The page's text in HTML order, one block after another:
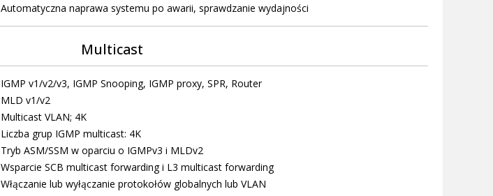
Automatyczna naprawa systemu po awarii, sprawdzanie wydajności
Multicast
IGMP v1/v2/v3, IGMP Snooping, IGMP proxy, SPR, Router
MLD v1/v2
Multicast VLAN; 4K
Liczba grup IGMP multicast: 4K
Tryb ASM/SSM w oparciu o IGMPv3 i MLDv2
Wsparcie SCB multicast forwarding i L3 multicast forwarding
Włączanie lub wyłączanie protokołów globalnych lub VLAN